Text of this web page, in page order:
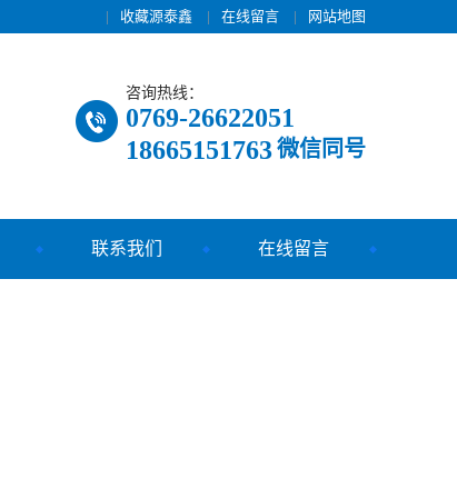
| 收藏源泰鑫 | 在线留言 | 网站地图
咨询热线：
0769-26622051
18665151763微信同号
联系我们 在线留言